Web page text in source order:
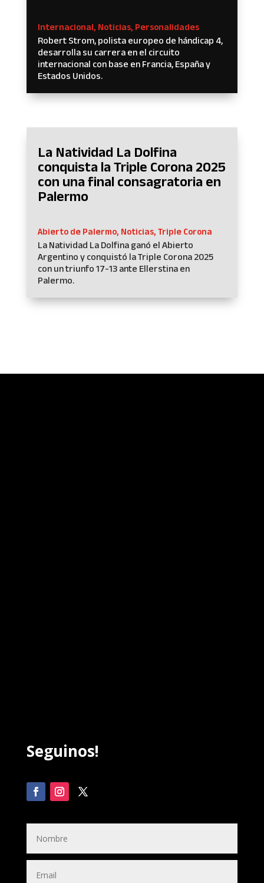
Internacional, Noticias, Personalidades
Robert Strom, polista europeo de hándicap 4,
desarrolla su carrera en el circuito
internacional con base en Francia, España y
Estados Unidos.
La Natividad La Dolfina
conquista la Triple Corona 2025
con una final consagratoria en
Palermo
Abierto de Palermo, Noticias, Triple Corona
La Natividad La Dolfina ganó el Abierto
Argentino y conquistó la Triple Corona 2025
con un triunfo 17-13 ante Ellerstina en
Palermo.
Seguinos!